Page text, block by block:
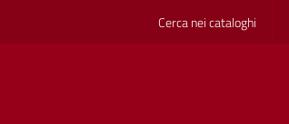
Cerca nei cataloghi